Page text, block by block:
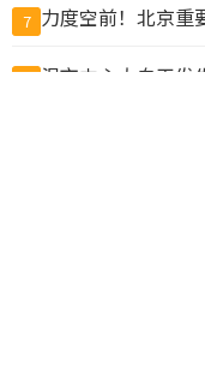
7 力度空前！北京重
温市中心大白天发